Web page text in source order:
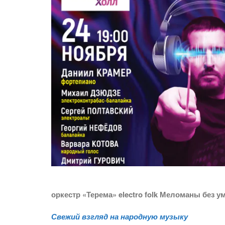
оркестр «Терема» electro folk Меломаны без
Свежий взгляд на народную музыку